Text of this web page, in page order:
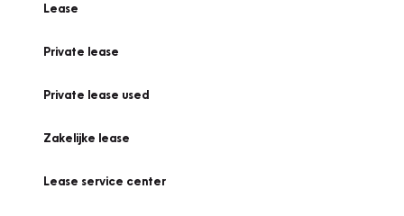
Lease
Private lease
Private lease used
Zakelijke lease
Lease service center